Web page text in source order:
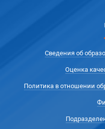
Сведения об
Оценка
Политика в отношении